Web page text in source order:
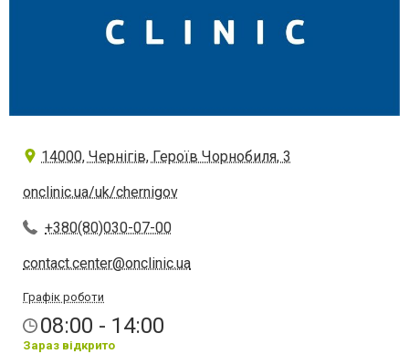
14000, Чернігів, Героїв Чорнобиля, 3
onclinic.ua/uk/chernigov
+380(80)030-07-00
contact.center@onclinic.ua
Графік роботи
08:00 - 14:00
Зараз відкрито